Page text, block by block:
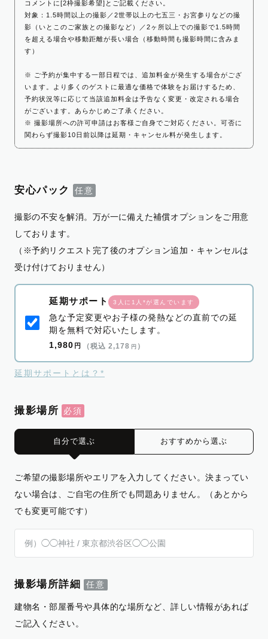
コメントに[2枠撮影希望]とご記載ください。
対象：1.5時間以上の撮影／2世帯以上の七五三・お宮参りなどの撮
影（いとこのご家族との撮影など）／2ヶ所以上での撮影で1.5時間
を超える場合や移動距離が長い場合（移動時間も撮影時間に含みま
す）
※ ご予約が集中する一部日程では、追加料金が発生する場合がござ
います。より多くのゲストに最適な価格で体験をお届けするため、
予約状況等に応じて当該追加料金は予告なく変更・改定される場合
がございます。あらかじめご了承ください。
※ 撮影場所への許可申請はお客様ご自身でご対応ください。可否に
関わらず撮影10日前以降は延期・キャンセル料が発生します。
安心パック
撮影の不安を解消。万が一に備えた補償オプションをご用意
しております。
（※予約リクエスト完了後のオプション追加・キャンセルは
受け付けておりません）
延期サポート 3人に1人*が選んでいます
急な予定変更やお子様の発熱などの直前での延
期を無料で対応いたします。
1,980 円 （税込 2,178 円 ）
延期サポートとは？*
撮影場所
自分で選ぶ おすすめから選ぶ
ご希望の撮影場所やエリアを入力してください。決まってい
ない場合は、ご自宅の住所でも問題ありません。（あとから
でも変更可能です）
撮影場所詳細
建物名・部屋番号や具体的な場所など、詳しい情報があれば
ご記入ください。